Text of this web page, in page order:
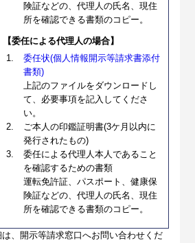
険証などの、代理人の氏名、現住
所を確認できる書類のコピー。
【委任による代理人の場合】
委任状(個人情報開示等請求書添付
書類)
上記のファイルをダウンロードし
て、必要事項を記入してくださ
い。
ご本人の印鑑証明書(3ケ月以内に
発行されたもの)
委任による代理人本人であること
を確認するための書類
運転免許証、パスポート、健康保
険証などの、代理人の氏名、現住
所を確認できる書類のコピー。
、開示等請求窓口へお問い合わせくだ